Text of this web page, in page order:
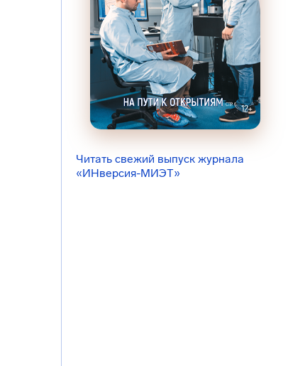
Читать свежий выпуск журнала
«ИНверсия-МИЭТ»